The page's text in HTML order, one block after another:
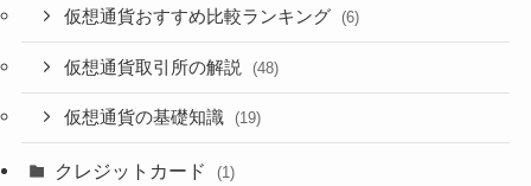
仮想通貨おすすめ比較ランキング (6)
仮想通貨取引所の解説 (48)
仮想通貨の基礎知識 (19)
クレジットカード (1)